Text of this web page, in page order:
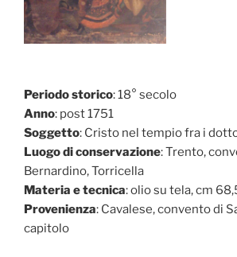
Periodo storico: 18° secolo
Anno: post 1751
Soggetto: Cristo nel tempio fra i
Luogo di conservazione: Trento,
Bernardino, Torricella
Materia e tecnica: olio su tela, cm
Provenienza: Cavalese, convento di
capitolo